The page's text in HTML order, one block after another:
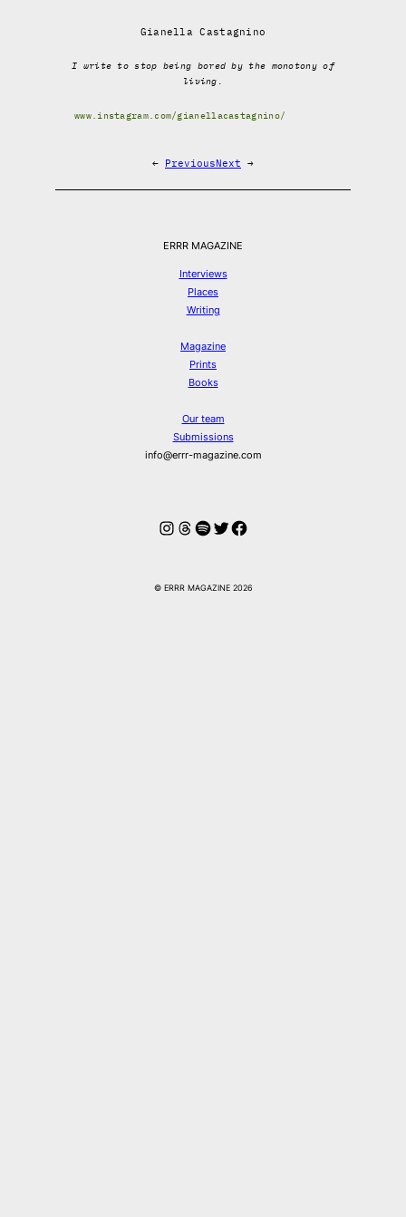
Gianella Castagnino
I write to stop being bored by the monotony of
living.
www.instagram.com/gianellacastagnino/
← PreviousNext →
ERRR MAGAZINE
Interviews
Places
Writing
Magazine
Prints
Books
Our team
Submissions
info@errr-magazine.com
Instagram
Threads
Spotify
Twitter
Facebook
© ERRR MAGAZINE 2026